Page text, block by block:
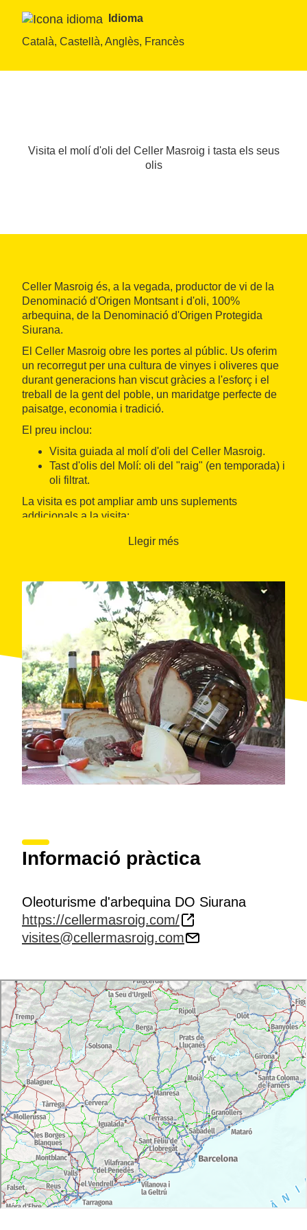
Idioma
Català, Castellà, Anglès, Francès
Visita el molí d'oli del Celler Masroig i tasta els seus
olis
Celler Masroig és, a la vegada, productor de vi de la
Denominació d'Origen Montsant i d'oli, 100%
arbequina, de la Denominació d'Origen Protegida
Siurana.
El Celler Masroig obre les portes al públic. Us oferim
un recorregut per una cultura de vinyes i oliveres que
durant generacions han viscut gràcies a l'esforç i el
treball de la gent del poble, un maridatge perfecte de
paisatge, economia i tradició.
El preu inclou:
Visita guiada al molí d'oli del Celler Masroig.
Tast d'olis del Molí: oli del "raig" (en temporada) i
oli filtrat.
La visita es pot ampliar amb uns suplements
addicionals a la visita:
Una passejada entre vinyes
Durada aproximada: 30min. - 1h.
Idiomes: Català, castellà, anglès i francès.
Punt de trobada: Agrobotiga del Celler, situada a les
mateixes instal·lacions (Passeig de l'Arbre, 3 43736
El Masroig)
Accessibilitat: Part de la visita no està adaptada a
persones amb mobilitat reduïda ni amb cadira de
rodes.
Entrada gratuïta per a menors de 16 anys.
Un cop realitzada la compra, contactar amb Celler
Masroig i Secció Crèdit, SCCL. de l'experiència per
consultar disponibilitat.
Llegir més
Informació pràctica
Oleoturisme d'arbequina DO Siurana
https://cellermasroig.com/
visites@cellermasroig.com